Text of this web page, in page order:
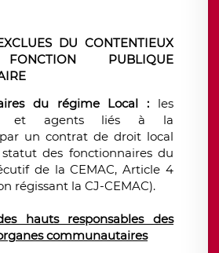
DU CONTENTIEUX
PUBLIQUE
du régime Local : les
et agents liés à la
un contrat de droit local
statut des fonctionnaires du
de la CEMAC, Article 4
régissant la CJ-CEMAC).
hauts responsables des
communautaires